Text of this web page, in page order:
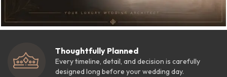
Thoughtfully Planned
Every timeline, detail, and decision is carefully
designed long before your wedding day.